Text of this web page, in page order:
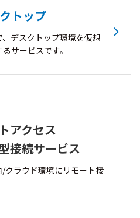
トップ
デスクトップ環境を仮想
サービスです。
アクセス
接続サービス
クラウド環境にリモート接